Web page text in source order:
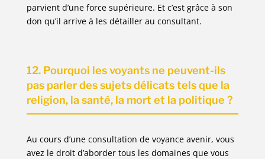
parvient d’une force supérieure. Et c’est grâce à son
don qu’il arrive à les détailler au consultant.
12. Pourquoi les voyants ne peuvent-ils
pas parler des sujets délicats tels que la
religion, la santé, la mort et la politique ?
Au cours d’une consultation de voyance avenir, vous
avez le droit d’aborder tous les domaines que vous